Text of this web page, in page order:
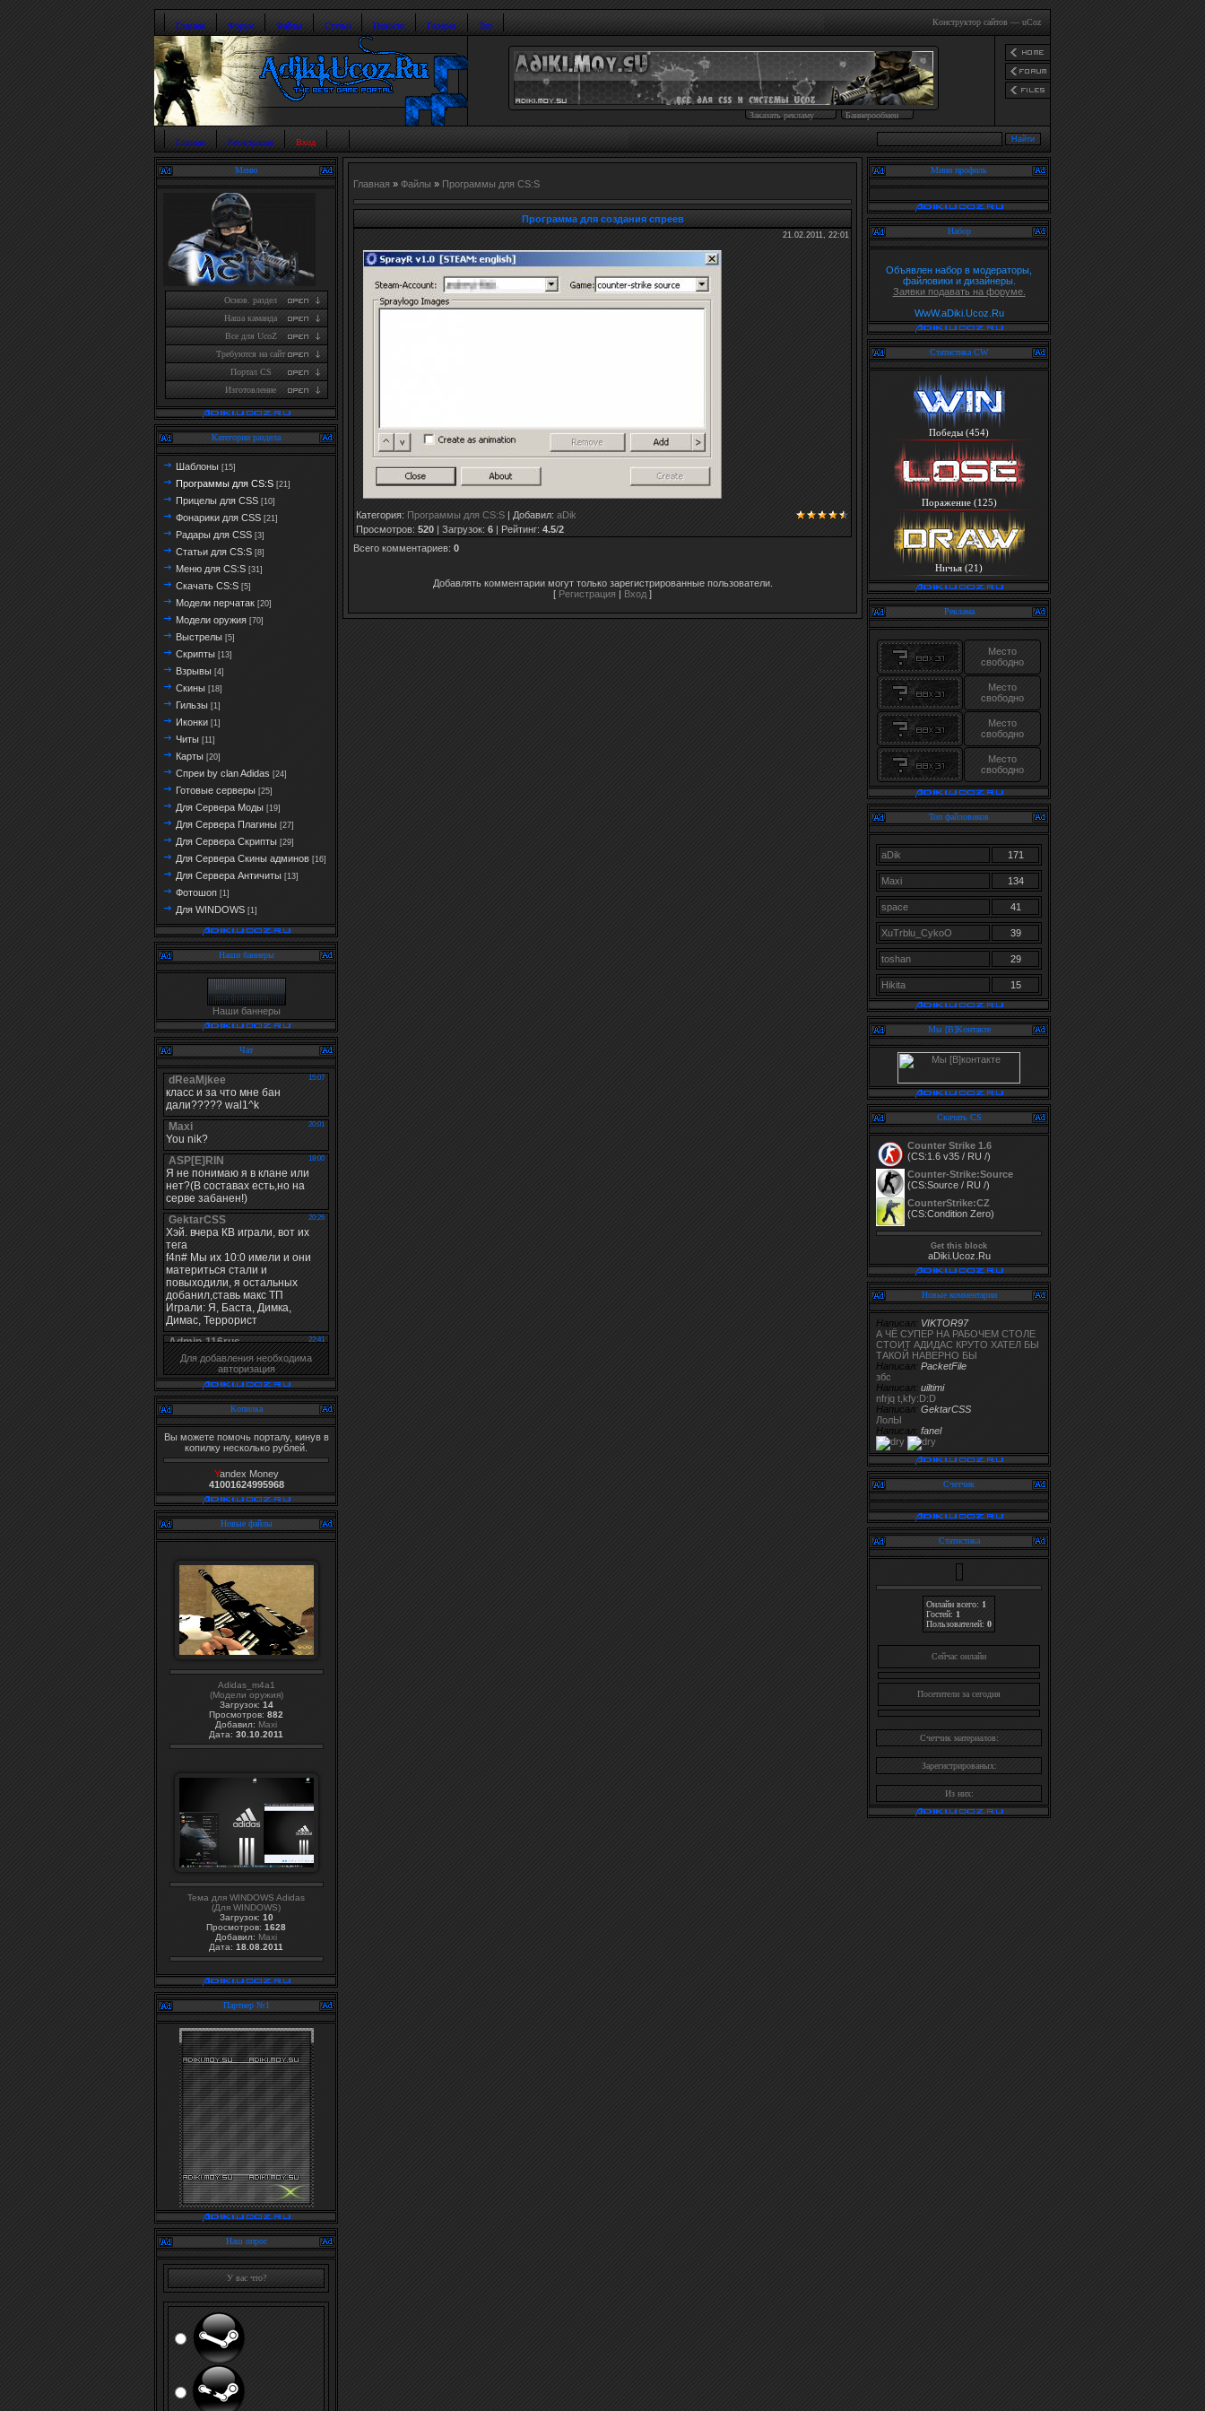
Главная Форум Файлы Статьи Новости Галерея Топ Конструктор сайтов — uCoz
Баннерообмен
Заказать рекламу
Главная Регистрация Вход
Меню
Основ. раздел
Наша каманда
Все для UcoZ
Требуются на сайт
Портал CS
Изготовление
Категории раздела
Шаблоны [15]
Программы для CS:S [21]
Прицелы для CSS [10]
Фонарики для CSS [21]
Радары для CSS [3]
Статьи для CS:S [8]
Меню для CS:S [31]
Скачать CS:S [5]
Модели перчатак [20]
Модели оружия [70]
Выстрелы [5]
Скрипты [13]
Взрывы [4]
Скины [18]
Гильзы [1]
Иконки [1]
Читы [11]
Карты [20]
Спреи by clan Adidas [24]
Готовые серверы [25]
Для Сервера Моды [19]
Для Сервера Плагины [27]
Для Сервера Скрипты [29]
Для Сервера Скины админов [16]
Для Сервера Античиты [13]
Фотошоп [1]
Для WINDOWS [1]
Наши баннеры
Наши баннеры
Чат
Для добавления необходима
авторизация
Копилка
Вы можете помочь порталу, кинув в
копилку несколько рублей.
Yandex Money
41001624995968
Новые файлы
Adidas_m4a1
(Модели оружия)
Загрузок: 14
Просмотров: 882
Добавил: Maxi
Дата: 30.10.2011
Тема для WINDOWS Adidas
(Для WINDOWS)
Загрузок: 10
Просмотров: 1628
Добавил: Maxi
Дата: 18.08.2011
Партнер №1
Наш опрос
У вас что?
Главная » Файлы » Программы для CS:S
Программа для создания спреев
21.02.2011, 22:01
Категория: Программы для CS:S | Добавил: aDik
Просмотров: 520 | Загрузок: 6 | Рейтинг: 4.5/2
Всего комментариев: 0
Добавлять комментарии могут только зарегистрированные пользователи.
[ Регистрация | Вход ]
Мини профиль
Набор
Объявлен набор в модераторы,
файловики и дизайнеры.
Заявки подавать на форуме.
WwW.aDiki.Ucoz.Ru
Статистика CW
Победы (454)
Поражение (125)
Ничья (21)
Реклама
Место
свободно
Место
свободно
Место
свободно
Место
свободно
Топ файловиков
aDik 171
Maxi 134
space 41
XuTrblu_CykoO 39
toshan 29
Hikita 15
Мы [В]Контакте
Скачать CS
Counter Strike 1.6
(CS:1.6 v35 / RU /)
Counter-Strike:Source
(CS:Source / RU /)
CounterStrike:CZ
(CS:Condition Zero)
Get this block
aDiki.Ucoz.Ru
Новые комментарии
Написал: VIKTOR97
А ЧЁ СУПЕР НА РАБОЧЕМ СТОЛЕ
СТОИТ АДИДАС КРУТО ХАТЕЛ БЫ
ТАКОЙ НАВЕРНО БЫ
Написал: PacketFile
збс
Написал: uiltimi
nfrjq t,kfy:D:D
Написал: GektarCSS
ЛолЫ
Написал: fanel
Счетчик
Статистика
Онлайн всего: 1
Гостей: 1
Пользователей: 0
Cейчас онлайн
Посетители за сегодня
Счетчик материалов:
Зарегистрированых:
Из них: